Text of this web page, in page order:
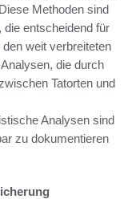
Methoden sind
entscheidend für
weit verbreiteten
die durch
Tatorten und
Analysen sind
zu dokumentieren